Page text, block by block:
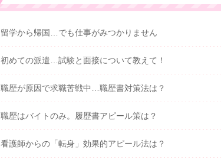
留学から帰国…でも仕事がみつかりません
初めての派遣…試験と面接について教えて！
職歴が原因で求職苦戦中…職歴書対策法は？
職歴はバイトのみ。履歴書アピール策は？
看護師からの「転身」効果的アピール法は？